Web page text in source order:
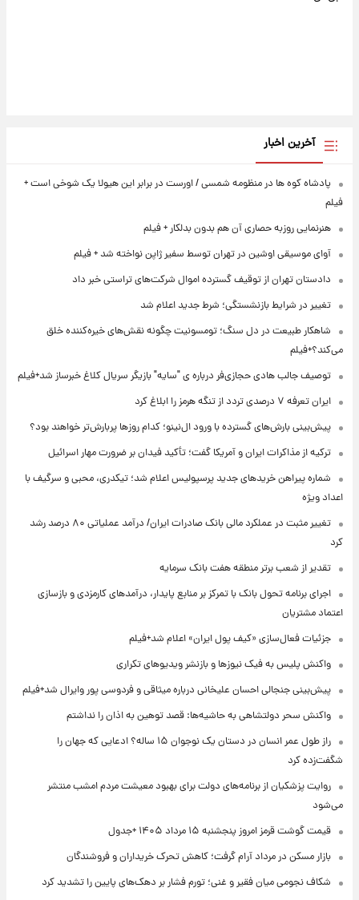
آخرین اخبار
پادشاه کوه ها در منظومه شمسی / اورست در برابر این هیولا یک شوخی است +
فیلم
هنرنمایی روزبه حصاری آن هم بدون بدلکار + فیلم
آوای موسیقی اوشین در تهران توسط سفیر ژاپن نواخته شد + فیلم
دادستان تهران از توقیف گسترده اموال شرکت‌های تراستی خبر داد
تغییر در شرایط بازنشستگی؛ شرط جدید اعلام شد
شاهکار طبیعت در دل سنگ؛ تومسونیت چگونه نقش‌های خیره‌کننده خلق
می‌کند؟+فیلم
توصیف جالب هادی حجازی‌فر درباره ی "سایه" بازیگر سریال کلاغ خبرساز شد+فیلم
ایران تعرفه ۷ درصدی تردد از تنگه هرمز را ابلاغ کرد
پیش‌بینی بارش‌های گسترده با ورود ال‌نینو؛ کدام روزها پربارش‌تر خواهند بود؟
ترکیه از مذاکرات ایران و آمریکا گفت؛ تأکید فیدان بر ضرورت مهار اسرائیل
شماره پیراهن خریدهای جدید پرسپولیس اعلام شد؛ تیکدری، محبی و سرگیف با
اعداد ویژه
تغییر مثبت در عملکرد مالی بانک صادرات ایران/ درآمد عملیاتی ۸۰ درصد رشد
کرد
تقدیر از شعب برتر منطقه هفت بانک سرمایه
اجرای برنامه تحول بانک با تمرکز بر منابع پایدار، درآمدهای کارمزدی و بازسازی
اعتماد مشتریان
جزئیات فعال‌سازی «کیف پول ایران» اعلام شد+فیلم
واکنش پلیس به فیک نیوزها و بازنشر ویدیوهای تکراری
پیش‌بینی جنجالی احسان علیخانی درباره میثاقی و فردوسی پور وایرال شد+فیلم
واکنش سحر دولتشاهی به حاشیه‌ها: قصد توهین به اذان را نداشتم
راز طول عمر انسان در دستان یک نوجوان ۱۵ ساله؟ ادعایی که جهان را
شگفت‌زده کرد
روایت پزشکیان از برنامه‌های دولت برای بهبود معیشت مردم امشب منتشر
می‌شود
قیمت گوشت قرمز امروز پنجشنبه ۱۵ مرداد ۱۴۰۵ +جدول
بازار مسکن در مرداد آرام گرفت؛ کاهش تحرک خریداران و فروشندگان
شکاف نجومی میان فقیر و غنی؛ تورم فشار بر دهک‌های پایین را تشدید کرد